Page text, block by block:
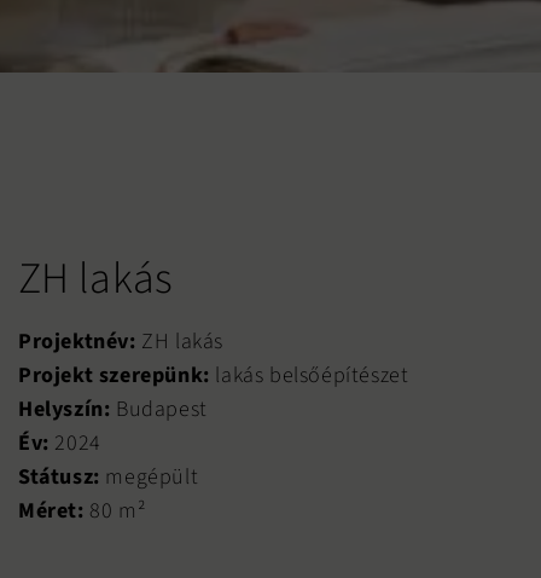
ZH lakás
Projektnév: ZH lakás
Projekt szerepünk: lakás belsőépítészet
Helyszín: Budapest
Év: 2024
Státusz: megépült
Méret: 80 m²